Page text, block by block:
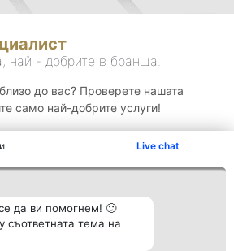
Live chat
да ви помогнем! 🙂
съответната тема на
най - добрите в бранша.
до вас? Проверете нашата
само най-добрите услуги!